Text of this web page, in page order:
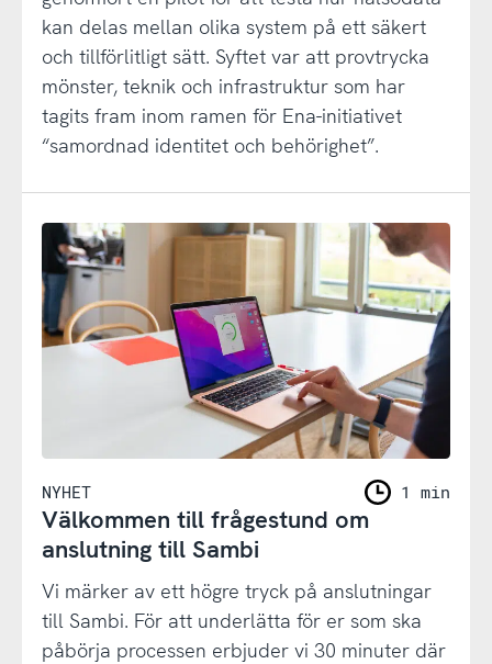
kan delas mellan olika system på ett säkert
och tillförlitligt sätt. Syftet var att provtrycka
mönster, teknik och infrastruktur som har
tagits fram inom ramen för Ena-initiativet
“samordnad identitet och behörighet”.
NYHET 1 min
Välkommen till frågestund om
anslutning till Sambi
Vi märker av ett högre tryck på anslutningar
till Sambi. För att underlätta för er som ska
påbörja processen erbjuder vi 30 minuter där